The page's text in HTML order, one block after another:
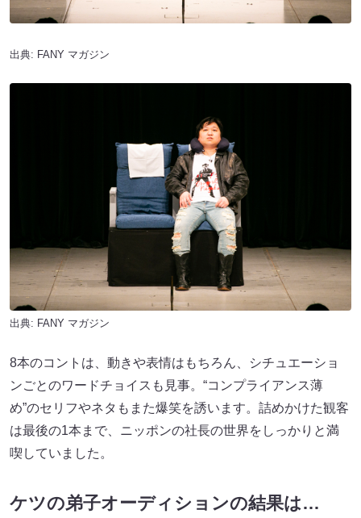
出典: FANY マガジン
出典: FANY マガジン
8本のコントは、動きや表情はもちろん、シチュエーショ
ンごとのワードチョイスも見事。“コンプライアンス薄
め”のセリフやネタもまた爆笑を誘います。詰めかけた観客
は最後の1本まで、ニッポンの社長の世界をしっかりと満
喫していました。
ケツの弟子オーディションの結果は…